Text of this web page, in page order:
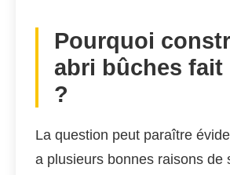
Pourquoi
abri bûches fait
?
La question peut paraître
a plusieurs bonnes raisons de